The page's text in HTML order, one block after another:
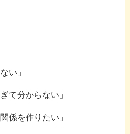
い」
て分からない」
係を作りたい」